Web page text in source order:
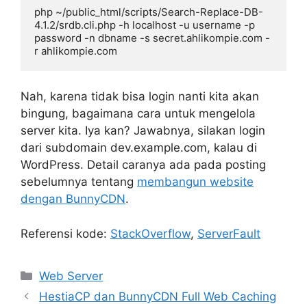
php ~/public_html/scripts/Search-Replace-DB-
4.1.2/srdb.cli.php -h localhost -u username -p
password -n dbname -s secret.ahlikompie.com -
r ahlikompie.com
Nah, karena tidak bisa login nanti kita akan
bingung, bagaimana cara untuk mengelola
server kita. Iya kan? Jawabnya, silakan login
dari subdomain dev.example.com, kalau di
WordPress. Detail caranya ada pada posting
sebelumnya tentang membangun website
dengan BunnyCDN.
Referensi kode: StackOverflow, ServerFault
Categories
Web Server
HestiaCP dan BunnyCDN Full Web Caching